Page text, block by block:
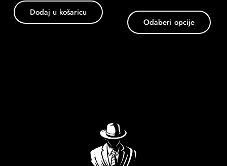
Dodaj u košaricu
Odaberi opcije